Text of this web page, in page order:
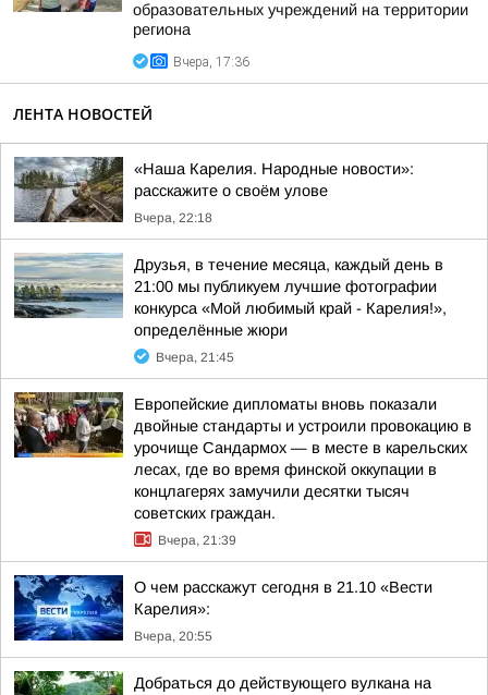
образовательных учреждений на территории
региона
Вчера, 17:36
ЛЕНТА НОВОСТЕЙ
«Наша Карелия. Народные новости»:
расскажите о своём улове
Вчера, 22:18
Друзья, в течение месяца, каждый день в
21:00 мы публикуем лучшие фотографии
конкурса «Мой любимый край - Карелия!»,
определённые жюри
Вчера, 21:45
Европейские дипломаты вновь показали
двойные стандарты и устроили провокацию в
урочище Сандармох — в месте в карельских
лесах, где во время финской оккупации в
концлагерях замучили десятки тысяч
советских граждан.
Вчера, 21:39
О чем расскажут сегодня в 21.10 «Вести
Карелия»:
Вчера, 20:55
Добраться до действующего вулкана на